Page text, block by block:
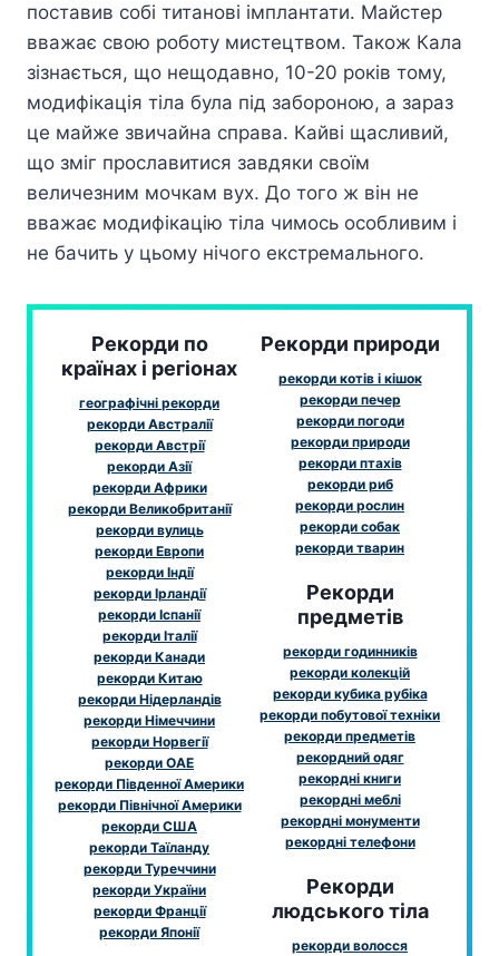
поставив собі титанові імплантати. Майстер
вважає свою роботу мистецтвом. Також Кала
зізнається, що нещодавно, 10-20 років тому,
модифікація тіла була під забороною, а зараз
це майже звичайна справа. Кайві щасливий,
що зміг прославитися завдяки своїм
величезним мочкам вух. До того ж він не
вважає модифікацію тіла чимось особливим і
не бачить у цьому нічого екстремального.
Рекорди по
країнах і регіонах
географічні рекорди
рекорди Австралії
рекорди Австрії
рекорди Азії
рекорди Африки
рекорди Великобританії
рекорди вулиць
рекорди Европи
рекорди Індії
рекорди Ірландії
рекорди Іспанії
рекорди Італії
рекорди Канади
рекорди Китаю
рекорди Нідерландів
рекорди Німеччини
рекорди Норвегії
рекорди ОАЕ
рекорди Південної Америки
рекорди Північної Америки
рекорди США
рекорди Таїланду
рекорди Туреччини
рекорди України
рекорди Франції
рекорди Японії
Рекорди природи
рекорди котів і кішок
рекорди печер
рекорди погоди
рекорди природи
рекорди птахів
рекорди риб
рекорди рослин
рекорди собак
рекорди тварин
Рекорди
предметів
рекорди годинників
рекорди колекцій
рекорди кубика рубіка
рекорди побутової техніки
рекорди предметів
рекордний одяг
рекордні книги
рекордні меблі
рекордні монументи
рекордні телефони
Рекорди
людського тіла
рекорди волосся